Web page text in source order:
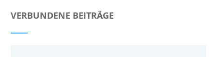
VERBUNDENE BEITRÄGE